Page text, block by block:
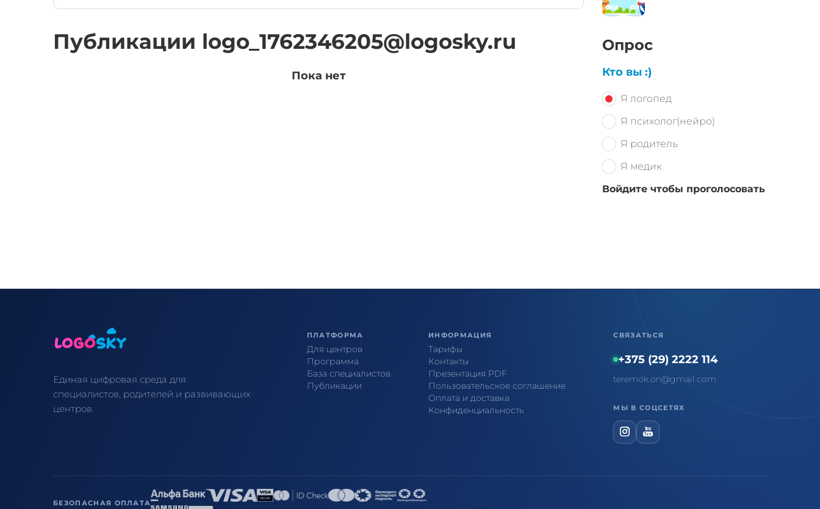
Публикации logo_1762346205@logosky.ru
Пока нет
Опрос
Кто вы :)
Я логопед
Я психолог(нейро)
Я родитель
Я медик
Войдите чтобы проголосовать
Единая цифровая среда для
специалистов, родителей и развивающих
центров.
ПЛАТФОРМА
Для центров
Программа
База специалистов
Публикации
ИНФОРМАЦИЯ
Тарифы
Контакты
Презентация PDF
Пользовательское соглашение
Оплата и доставка
Конфиденциальность
СВЯЗАТЬСЯ
+375 (29) 2222 114
teremok.on@gmail.com
МЫ В СОЦСЕТЯХ
БЕЗОПАСНАЯ ОПЛАТА